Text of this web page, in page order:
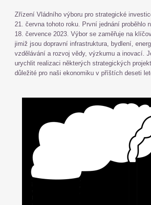
Zřízení Vládního výboru pro strategické
21. června tohoto roku. První jednání proběhlo
18. července 2023. Výbor se zaměřuje na
jimiž jsou dopravní infrastruktura, bydlení,
vzdělávání a rozvoj vědy, výzkumu a inovací.
urychlit realizaci některých strategických
důležité pro naši ekonomiku v příštích deseti